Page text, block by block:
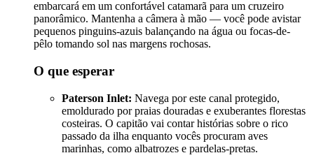
embarcará em um confortável catamarã para um cruzeiro
panorâmico. Mantenha a câmera à mão — você pode avistar
pequenos pinguins-azuis balançando na água ou focas-de-
pêlo tomando sol nas margens rochosas.
O que esperar
Paterson Inlet: Navega por este canal protegido,
emoldurado por praias douradas e exuberantes florestas
costeiras. O capitão vai contar histórias sobre o rico
passado da ilha enquanto vocês procuram aves
marinhas, como albatrozes e pardelas-pretas.